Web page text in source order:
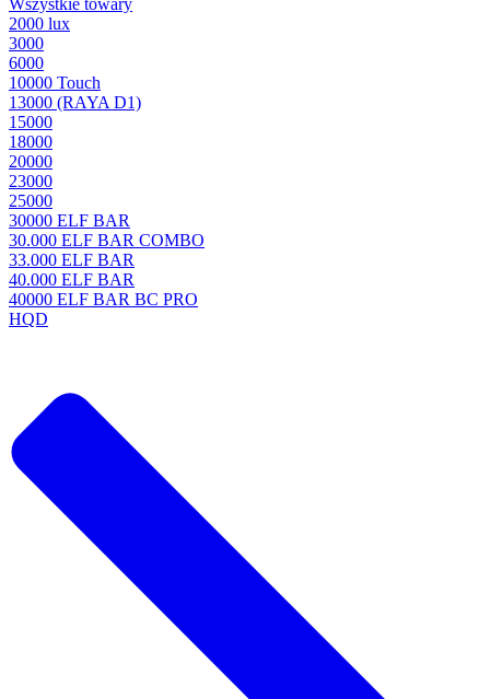
Wszystkie towary
2000 lux
3000
6000
10000 Touch
13000 (RAYA D1)
15000
18000
20000
23000
25000
30000 ELF BAR
30.000 ELF BAR COMBO
33.000 ELF BAR
40.000 ELF BAR
40000 ELF BAR BC PRO
HQD